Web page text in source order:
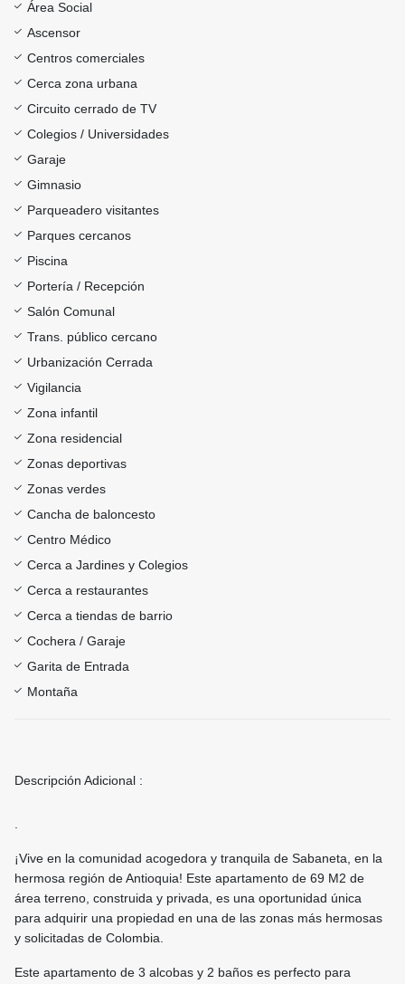
Área Social
Ascensor
Centros comerciales
Cerca zona urbana
Circuito cerrado de TV
Colegios / Universidades
Garaje
Gimnasio
Parqueadero visitantes
Parques cercanos
Piscina
Portería / Recepción
Salón Comunal
Trans. público cercano
Urbanización Cerrada
Vigilancia
Zona infantil
Zona residencial
Zonas deportivas
Zonas verdes
Cancha de baloncesto
Centro Médico
Cerca a Jardines y Colegios
Cerca a restaurantes
Cerca a tiendas de barrio
Cochera / Garaje
Garita de Entrada
Montaña
Descripción Adicional :
¡Vive en la comunidad acogedora y tranquila de Sabaneta, en la
hermosa región de Antioquia! Este apartamento de 69 M2 de
área terreno, construida y privada, es una oportunidad única
para adquirir una propiedad en una de las zonas más hermosas
y solicitadas de Colombia.
Este apartamento de 3 alcobas y 2 baños es perfecto para